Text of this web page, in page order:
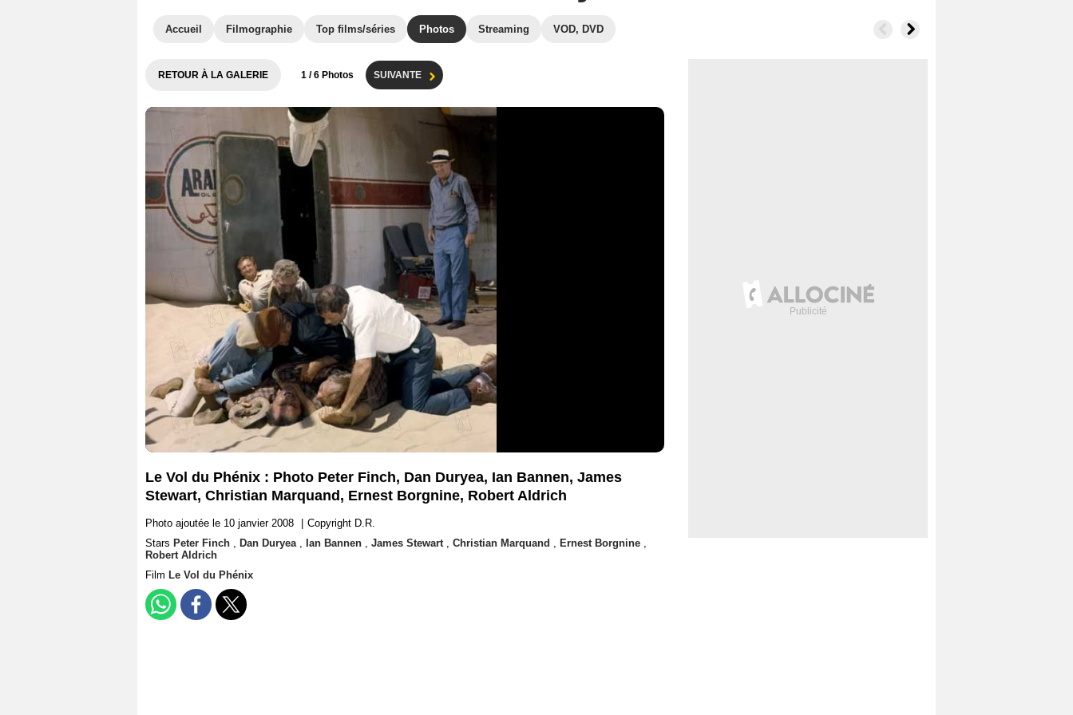
Accueil Filmographie Top films/séries Photos Streaming VOD, DVD
RETOUR À LA GALERIE 1 / 6 Photos SUIVANTE
Le Vol du Phénix : Photo Peter Finch, Dan Duryea, Ian Bannen, James
Stewart, Christian Marquand, Ernest Borgnine, Robert Aldrich
Photo ajoutée le 10 janvier 2008
Copyright D.R.
Stars Peter Finch , Dan Duryea , Ian Bannen , James Stewart , Christian Marquand , Ernest Borgnine ,
Robert Aldrich
Film Le Vol du Phénix